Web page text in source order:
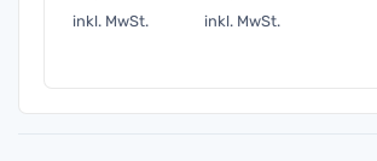
inkl. MwSt. inkl. MwSt.